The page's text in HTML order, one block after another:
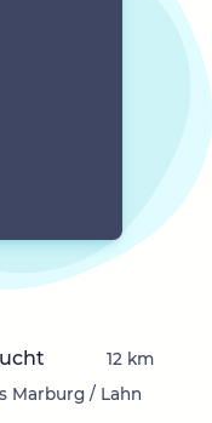
Marburg / Lahn
12 km